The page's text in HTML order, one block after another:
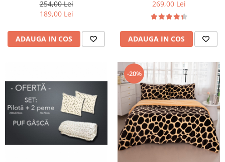
254,00 Lei
189,00 Lei
ADAUGA IN COS
269,00 Lei
ADAUGA IN COS
-20%